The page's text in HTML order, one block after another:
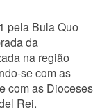
pela Bula Quo
da
na região
se com as
com as Dioceses
Rei.